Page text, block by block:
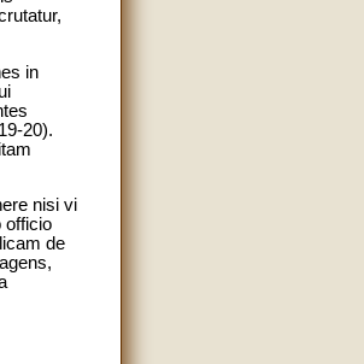
in
20).
nisi vi
officio
de